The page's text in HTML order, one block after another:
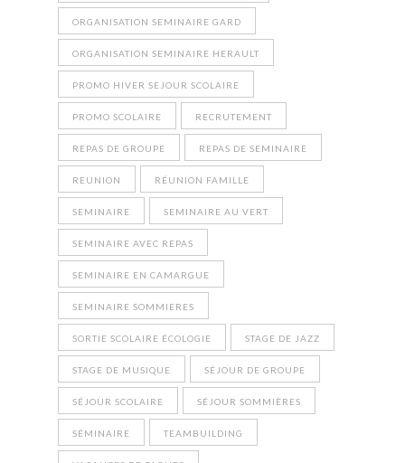
ORGANISATION SEMINAIRE GARD
ORGANISATION SEMINAIRE HERAULT
PROMO HIVER SEJOUR SCOLAIRE
PROMO SCOLAIRE RECRUTEMENT
REPAS DE GROUPE REPAS DE SEMINAIRE
REUNION RÉUNION FAMILLE
SEMINAIRE SEMINAIRE AU VERT
SEMINAIRE AVEC REPAS
SEMINAIRE EN CAMARGUE
SEMINAIRE SOMMIERES
SORTIE SCOLAIRE ÉCOLOGIE STAGE DE JAZZ
STAGE DE MUSIQUE SÉJOUR DE GROUPE
SÉJOUR SCOLAIRE SÉJOUR SOMMIÈRES
SÉMINAIRE TEAMBUILDING